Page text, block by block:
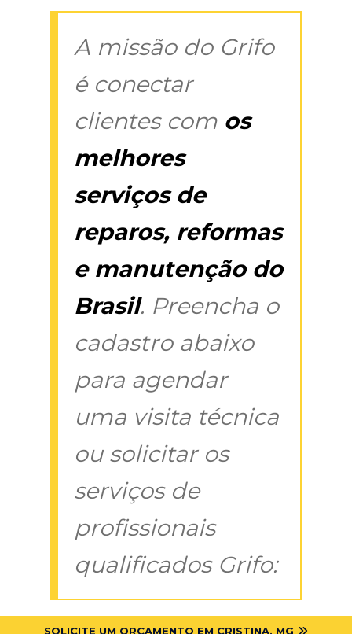
A missão do Grifo
é conectar
clientes com os
melhores
serviços de
reparos, reformas
e manutenção do
Brasil. Preencha o
cadastro abaixo
para agendar
uma visita técnica
ou solicitar os
serviços de
profissionais
qualificados Grifo:
SOLICITE UM ORÇAMENTO EM CRISTINA, MG